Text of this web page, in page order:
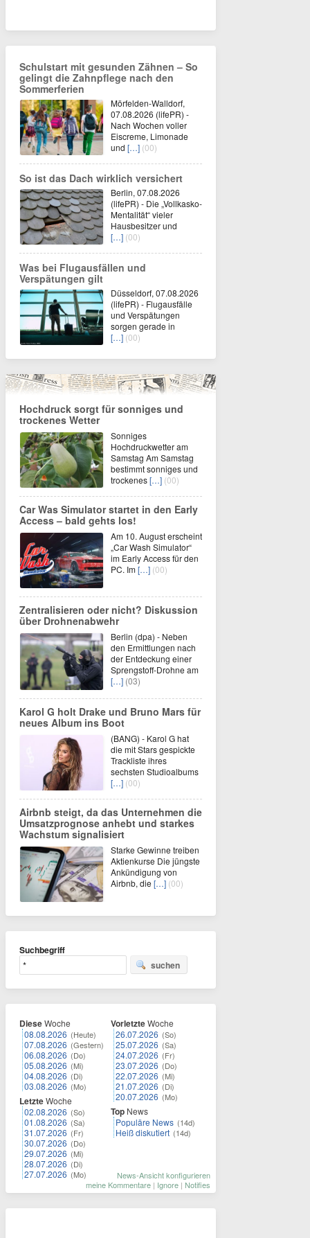
Schulstart mit gesunden Zähnen – So
gelingt die Zahnpflege nach den
Sommerferien
Mörfelden-Walldorf,
07.08.2026 (lifePR) -
Nach Wochen voller
Eiscreme, Limonade
und […] (00)
So ist das Dach wirklich versichert
Berlin, 07.08.2026
(lifePR) - Die „Vollkasko-
Mentalität“ vieler
Hausbesitzer und
[…] (00)
Was bei Flugausfällen und
Verspätungen gilt
Düsseldorf, 07.08.2026
(lifePR) - Flugausfälle
und Verspätungen
sorgen gerade in
[…] (00)
Hochdruck sorgt für sonniges und
trockenes Wetter
Sonniges
Hochdruckwetter am
Samstag Am Samstag
bestimmt sonniges und
trockenes[…] (00)
Car Was Simulator startet in den Early
Access – bald gehts los!
Am 10. August erscheint
„Car Wash Simulator“
im Early Access für den
PC. Im[…] (00)
Zentralisieren oder nicht? Diskussion
über Drohnenabwehr
Berlin (dpa) - Neben
den Ermittlungen nach
der Entdeckung einer
Sprengstoff-Drohne am
[…] (03)
Karol G holt Drake und Bruno Mars für
neues Album ins Boot
(BANG) - Karol G hat
die mit Stars gespickte
Trackliste ihres
sechsten Studioalbums
[…] (00)
Airbnb steigt, da das Unternehmen die
Umsatzprognose anhebt und starkes
Wachstum signalisiert
Starke Gewinne treiben
Aktienkurse Die jüngste
Ankündigung von
Airbnb, die […] (00)
Suchbegriff
suchen
DieseWoche
08.08.2026 (Heute)
07.08.2026 (Gestern)
06.08.2026 (Do)
05.08.2026 (Mi)
04.08.2026 (Di)
03.08.2026 (Mo)
LetzteWoche
02.08.2026 (So)
01.08.2026 (Sa)
31.07.2026 (Fr)
30.07.2026 (Do)
29.07.2026 (Mi)
28.07.2026 (Di)
27.07.2026 (Mo)
VorletzteWoche
26.07.2026 (So)
25.07.2026 (Sa)
24.07.2026 (Fr)
23.07.2026 (Do)
22.07.2026 (Mi)
21.07.2026 (Di)
20.07.2026 (Mo)
Top News
Populäre News (14d)
Heiß diskutiert (14d)
News-Ansicht konfigurieren
meine Kommentare | Ignore | Notifies